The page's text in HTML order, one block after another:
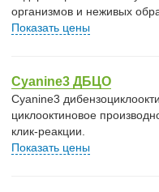
организмов и неживых
Показать цены
Cyanine3 ДБЦО
Cyanine3
циклооктиновое
клик-реакции.
Показать цены